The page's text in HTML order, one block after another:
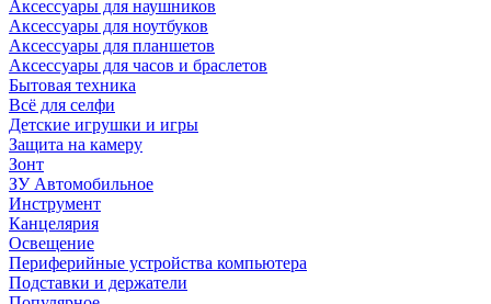
Аксессуары для наушников
Аксессуары для ноутбуков
Аксессуары для планшетов
Аксессуары для часов и браслетов
Бытовая техника
Всё для селфи
Детские игрушки и игры
Защита на камеру
Зонт
ЗУ Автомобильное
Инструмент
Канцелярия
Освещение
Периферийные устройства компьютера
Подставки и держатели